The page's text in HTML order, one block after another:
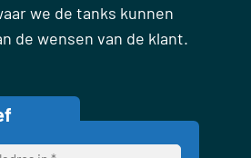
we de tanks kunnen
de wensen van de klant.